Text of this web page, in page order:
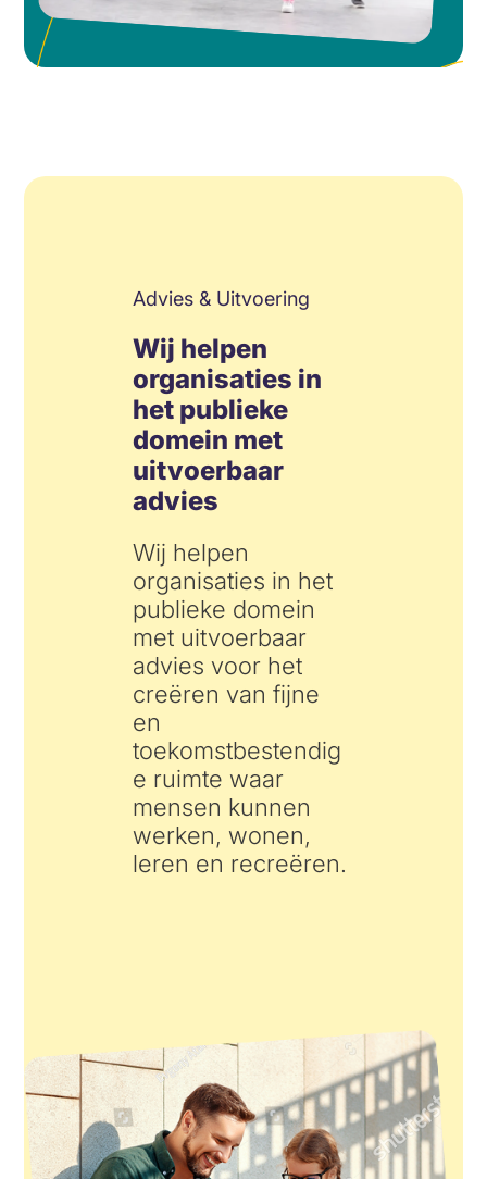
Advies & Uitvoering
Wij helpen
organisaties in
het publieke
domein met
uitvoerbaar
advies
Wij helpen
organisaties in het
publieke domein
met uitvoerbaar
advies voor het
creëren van fijne
en
toekomstbestendig
e ruimte waar
mensen kunnen
werken, wonen,
leren en recreëren.